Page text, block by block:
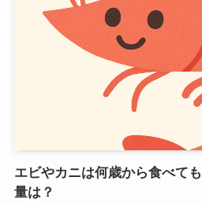
エビやカニは何歳から食べて
量は？